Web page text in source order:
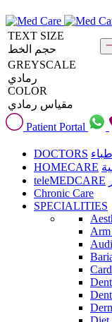
TEXT SIZE
حجم الخط
GREYSCALE
رمادي
COLOR
مقياس رمادي
Patient Portal
DOCTORS
HOMECARE
teleMEDCARE
Chronic Care
SPECIALITIES